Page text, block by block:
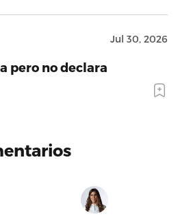
Jul 30, 2026
pero no declara